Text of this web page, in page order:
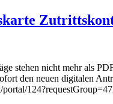
stehen nicht mehr als
den neuen digitalen